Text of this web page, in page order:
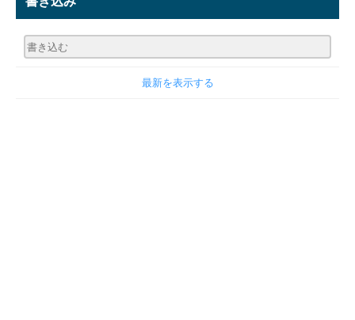
最新を表示する